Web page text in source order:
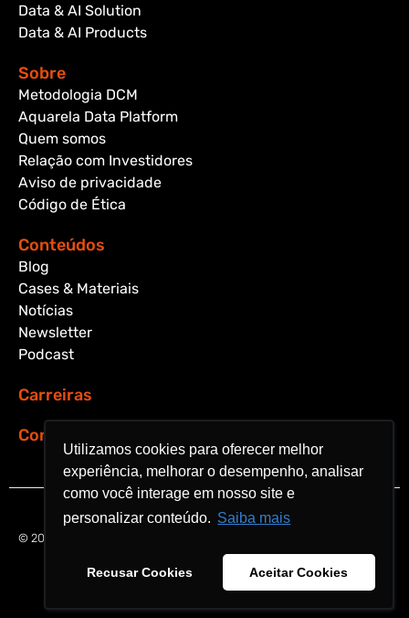
Utilizamos cookies para oferecer melhor
experiência, melhorar o desempenho, analisar
como você interage em nosso site e
personalizar conteúdo. Saiba mais
Recusar Cookies Aceitar Cookies
Utilizamos cookies para oferecer melhor
experiência, melhorar o desempenho, analisar
como você interage em nosso site e
personalizar conteúdo. Saiba mais
Recusar Cookies Aceitar Cookies
Data & AI Solution
Data & AI Products
Sobre
Metodologia DCM
Aquarela Data Platform
Quem somos
Relação com Investidores
Aviso de privacidade
Código de Ética
Conteúdos
Blog
Cases & Materiais
Notícias
Newsletter
Podcast
Carreiras
Contato
© 2026 Aquarela Analytics. All rights reserved.